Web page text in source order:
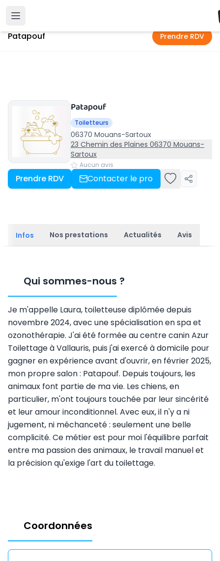
Accueil
Patapouf Prendre RDV
Patapouf
Toiletteurs
06370 Mouans-Sartoux
23 Chemin des Plaines 06370 Mouans-
Sartoux
Aucun avis
Prendre RDV Contacter le pro
Infos Nos prestations Actualités Avis
Qui sommes-nous ?
Je m'appelle Laura, toiletteuse diplômée depuis
novembre 2024, avec une spécialisation en spa et
ozonothérapie. J'ai été formée au centre canin Azur
Toilettage à Vallauris, puis j'ai exercé à domicile pour
gagner en expérience avant d'ouvrir, en février 2025,
mon propre salon : Patapouf. Depuis toujours, les
animaux font partie de ma vie. Les chiens, en
particulier, m'ont toujours touchée par leur sincérité
et leur amour inconditionnel. Avec eux, il n'y a ni
jugement, ni méchanceté : seulement une belle
complicité. Ce métier est pour moi l'équilibre parfait
entre ma passion des animaux, le travail manuel et
la précision qu'exige l'art du toilettage.
Coordonnées